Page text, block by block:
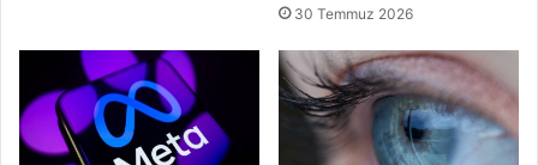
30 Temmuz 2026